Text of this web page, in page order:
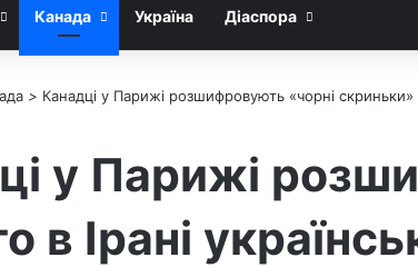
Канада Україна Діаспора
> Канадці у Парижі розшифровують «чорні скриньки»
у Парижі
в Ірані